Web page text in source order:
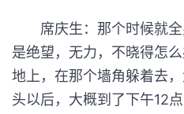
席庆生：那个时候就全
是绝望，无力，不晓得怎
地上，在那个墙角躲着去
头以后，大概到了下午12